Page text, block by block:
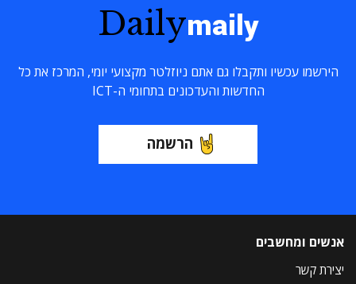
Dailymaily
הירשמו עכשיו ותקבלו גם אתם ניוזלטר מקצועי יומי, המרכז את כל
החדשות והעדכונים בתחומי ה-ICT
הרשמה
אנשים ומחשבים
יצירת קשר